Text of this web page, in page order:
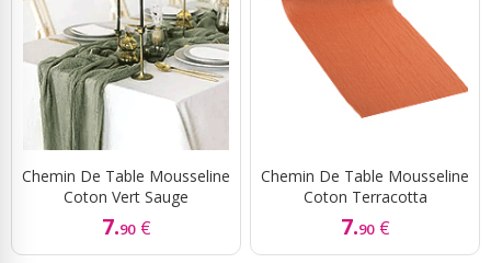
Chemin De Table Mousseline
Coton Vert Sauge
7.90 €
Chemin De Table Mousseline
Coton Terracotta
7.90 €